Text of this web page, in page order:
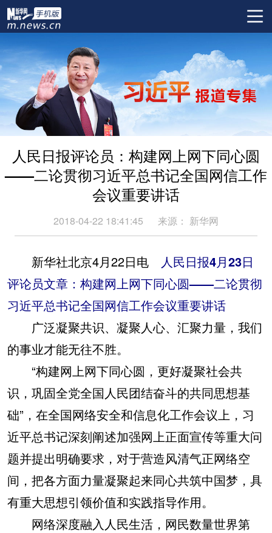
人民日报评论员：构建网上网下同心圆
——二论贯彻习近平总书记全国网信工作
会议重要讲话
2018-04-22 18:41:45 来源： 新华网
新华社北京4月22日电
人民日报4月23日
评论员文章：构建网上网下同心圆——二论贯彻
习近平总书记全国网信工作会议重要讲话
广泛凝聚共识、凝聚人心、汇聚力量，我们
的事业才能无往不胜。
“构建网上网下同心圆，更好凝聚社会共
识，巩固全党全国人民团结奋斗的共同思想基
础”，在全国网络安全和信息化工作会议上，习
近平总书记深刻阐述加强网上正面宣传等重大问
题并提出明确要求，对于营造风清气正网络空
间，把各方面力量凝聚起来同心共筑中国梦，具
有重大思想引领价值和实践指导作用。
网络深度融入人民生活，网民数量世界第